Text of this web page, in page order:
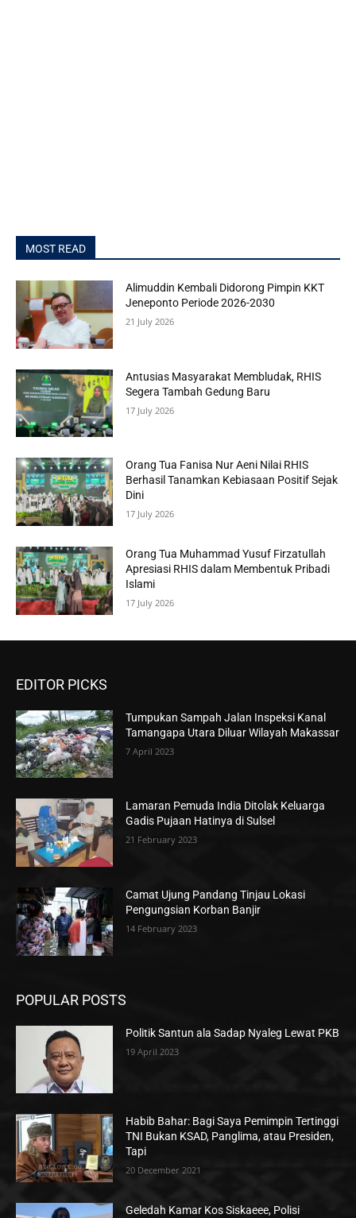
MOST READ
Alimuddin Kembali Didorong Pimpin KKT
Jeneponto Periode 2026-2030
21 July 2026
Antusias Masyarakat Membludak, RHIS
Segera Tambah Gedung Baru
17 July 2026
Orang Tua Fanisa Nur Aeni Nilai RHIS
Berhasil Tanamkan Kebiasaan Positif Sejak
Dini
17 July 2026
Orang Tua Muhammad Yusuf Firzatullah
Apresiasi RHIS dalam Membentuk Pribadi
Islami
17 July 2026
EDITOR PICKS
Tumpukan Sampah Jalan Inspeksi Kanal
Tamangapa Utara Diluar Wilayah Makassar
7 April 2023
Lamaran Pemuda India Ditolak Keluarga
Gadis Pujaan Hatinya di Sulsel
21 February 2023
Camat Ujung Pandang Tinjau Lokasi
Pengungsian Korban Banjir
14 February 2023
POPULAR POSTS
Politik Santun ala Sadap Nyaleg Lewat PKB
19 April 2023
Habib Bahar: Bagi Saya Pemimpin Tertinggi
TNI Bukan KSAD, Panglima, atau Presiden,
Tapi
20 December 2021
Geledah Kamar Kos Siskaeee, Polisi